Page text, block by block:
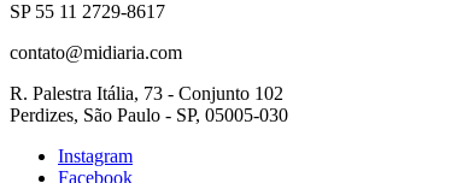
SP 55 11 2729-8617
contato@midiaria.com
R. Palestra Itália, 73 - Conjunto 102
Perdizes, São Paulo - SP, 05005-030
Instagram
Facebook